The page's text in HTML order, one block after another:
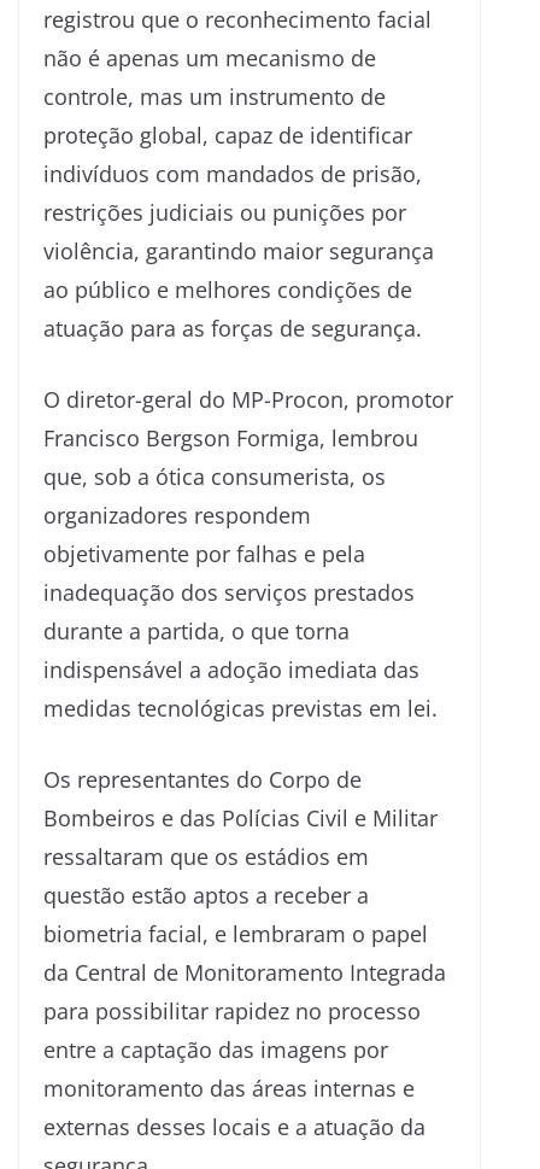
registrou que o reconhecimento facial
não é apenas um mecanismo de
controle, mas um instrumento de
proteção global, capaz de identificar
indivíduos com mandados de prisão,
restrições judiciais ou punições por
violência, garantindo maior segurança
ao público e melhores condições de
atuação para as forças de segurança.
O diretor-geral do MP-Procon, promotor
Francisco Bergson Formiga, lembrou
que, sob a ótica consumerista, os
organizadores respondem
objetivamente por falhas e pela
inadequação dos serviços prestados
durante a partida, o que torna
indispensável a adoção imediata das
medidas tecnológicas previstas em lei.
Os representantes do Corpo de
Bombeiros e das Polícias Civil e Militar
ressaltaram que os estádios em
questão estão aptos a receber a
biometria facial, e lembraram o papel
da Central de Monitoramento Integrada
para possibilitar rapidez no processo
entre a captação das imagens por
monitoramento das áreas internas e
externas desses locais e a atuação da